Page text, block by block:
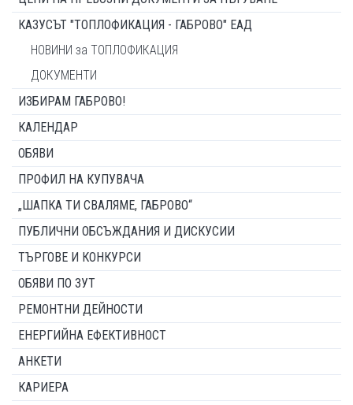
КАЗУСЪТ "ТОПЛОФИКАЦИЯ - ГАБРОВО" ЕАД
НОВИНИ за ТОПЛОФИКАЦИЯ
ДОКУМЕНТИ
ИЗБИРАМ ГАБРОВО!
КАЛЕНДАР
ОБЯВИ
ПРОФИЛ НА КУПУВАЧА
„ШАПКА ТИ СВАЛЯМЕ, ГАБРОВО“
ПУБЛИЧНИ ОБСЪЖДАНИЯ И ДИСКУСИИ
ТЪРГОВЕ И КОНКУРСИ
ОБЯВИ ПО ЗУТ
РЕМОНТНИ ДЕЙНОСТИ
ЕНЕРГИЙНА ЕФЕКТИВНОСТ
АНКЕТИ
КАРИЕРА